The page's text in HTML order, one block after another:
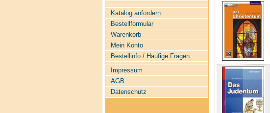
Katalog anfordern
Bestellformular
Warenkorb
Mein Konto
Bestellinfo / Häufige Fragen
Impressum
AGB
Datenschutz